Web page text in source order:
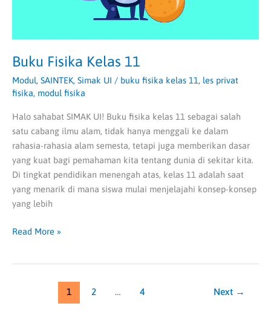
Buku Fisika Kelas 11
Modul, SAINTEK, Simak UI / buku fisika kelas 11 , les privat
fisika, modul fisika
Halo sahabat SIMAK UI! Buku fisika kelas 11 sebagai salah
satu cabang ilmu alam, tidak hanya menggali ke dalam
rahasia-rahasia alam semesta, tetapi juga memberikan dasar
yang kuat bagi pemahaman kita tentang dunia di sekitar kita.
Di tingkat pendidikan menengah atas, kelas 11 adalah saat
yang menarik di mana siswa mulai menjelajahi konsep-konsep
yang lebih
Read More »
1 2 … 4 Next →